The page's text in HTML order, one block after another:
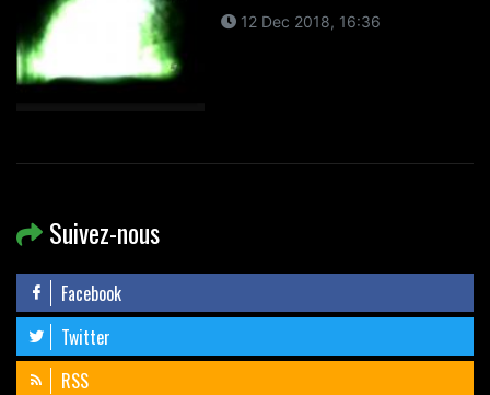
12 Dec 2018, 16:36
Suivez-nous
Facebook
Twitter
RSS